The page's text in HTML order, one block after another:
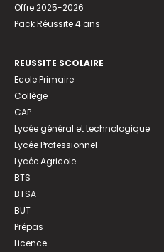
Offre 2025-2026
Pack Réussite 4 ans
REUSSITE SCOLAIRE
Ecole Primaire
Collège
CAP
Lycée général et technologique
Lycée Professionnel
Lycée Agricole
BTS
BTSA
BUT
Prépas
Licence